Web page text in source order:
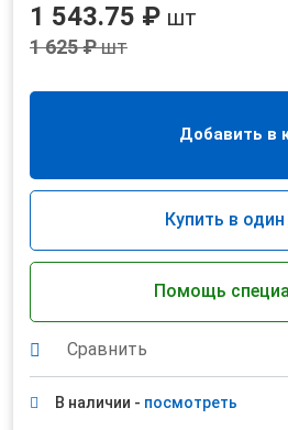
1 543.75 ₽ шт
1 625 ₽шт
Добавить в
Купить в
Помощь
Сравнить
В наличии - посмотреть